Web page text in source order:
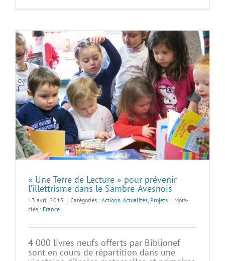
« Une Terre de Lecture » pour prévenir
l’illettrisme dans le Sambre-Avesnois
13 avril 2015 | Catégories : Actions Actualités Projets | Mots-
clés : France
4 000 livres neufs offerts par Biblionef
sont en cours de répartition dans une